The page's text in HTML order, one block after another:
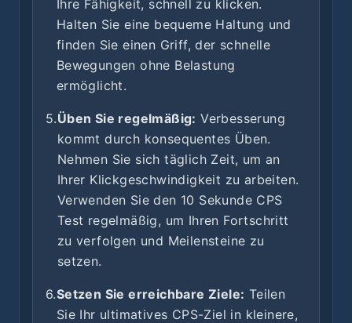
Ihre Fähigkeit, schnell zu klicken.
Halten Sie eine bequeme Haltung und
finden Sie einen Griff, der schnelle
Bewegungen ohne Belastung
ermöglicht.
5.Üben Sie regelmäßig: Verbesserung
kommt durch konsequentes Üben.
Nehmen Sie sich täglich Zeit, um an
Ihrer Klickgeschwindigkeit zu arbeiten.
Verwenden Sie den 10 Sekunde CPS
Test regelmäßig, um Ihren Fortschritt
zu verfolgen und Meilensteine zu
setzen.
6.Setzen Sie erreichbare Ziele: Teilen
Sie Ihr ultimatives CPS-Ziel in kleinere,